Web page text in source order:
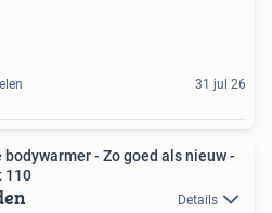
31 jul 26
bodywarmer - Zo goed als nieuw -
110
Details